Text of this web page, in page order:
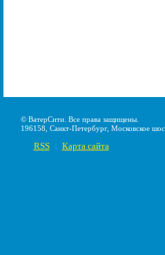
© ВатерСити. Все права защищены.
196158, Санкт-Петербург, Московское
RSS Карта сайта